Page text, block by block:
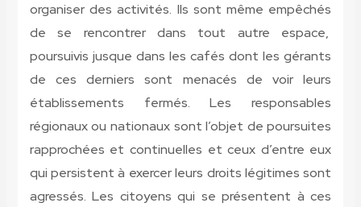
organiser des activités. Ils sont même empêchés
de se rencontrer dans tout autre espace,
poursuivis jusque dans les cafés dont les gérants
de ces derniers sont menacés de voir leurs
établissements fermés. Les responsables
régionaux ou nationaux sont l’objet de poursuites
rapprochées et continuelles et ceux d’entre eux
qui persistent à exercer leurs droits légitimes sont
agressés. Les citoyens qui se présentent à ces